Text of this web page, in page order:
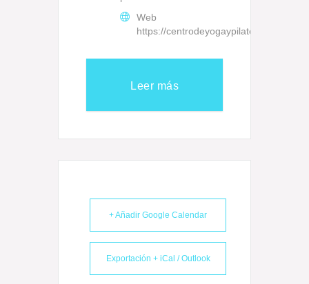
Web
https://
Leer más
+ Añadir Google Calendar
Exportación + iCal / Outlook